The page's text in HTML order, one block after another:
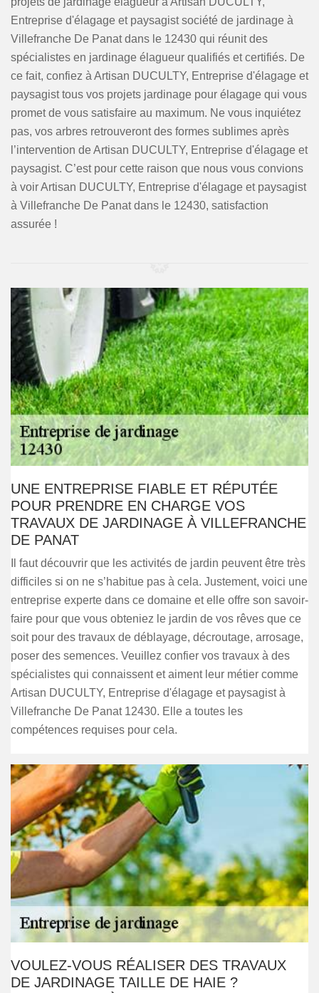
Entreprise d'élagage et paysagist société de jardinage à
Villefranche De Panat dans le 12430 qui réunit des
spécialistes en jardinage élagueur qualifiés et certifiés. De
ce fait, confiez à Artisan DUCULTY, Entreprise d'élagage et
paysagist tous vos projets jardinage pour élagage qui vous
promet de vous satisfaire au maximum. Ne vous inquiétez
pas, vos arbres retrouveront des formes sublimes après
l’intervention de Artisan DUCULTY, Entreprise d'élagage et
paysagist. C’est pour cette raison que nous vous convions
à voir Artisan DUCULTY, Entreprise d'élagage et paysagist
à Villefranche De Panat dans le 12430, satisfaction
assurée !
UNE ENTREPRISE FIABLE ET RÉPUTÉE
POUR PRENDRE EN CHARGE VOS
TRAVAUX DE JARDINAGE À VILLEFRANCHE
DE PANAT
Il faut découvrir que les activités de jardin peuvent être très
difficiles si on ne s’habitue pas à cela. Justement, voici une
entreprise experte dans ce domaine et elle offre son savoir-
faire pour que vous obteniez le jardin de vos rêves que ce
soit pour des travaux de déblayage, décroutage, arrosage,
poser des semences. Veuillez confier vos travaux à des
spécialistes qui connaissent et aiment leur métier comme
Artisan DUCULTY, Entreprise d'élagage et paysagist à
Villefranche De Panat 12430. Elle a toutes les
compétences requises pour cela.
VOULEZ-VOUS RÉALISER DES TRAVAUX
DE JARDINAGE TAILLE DE HAIE ?